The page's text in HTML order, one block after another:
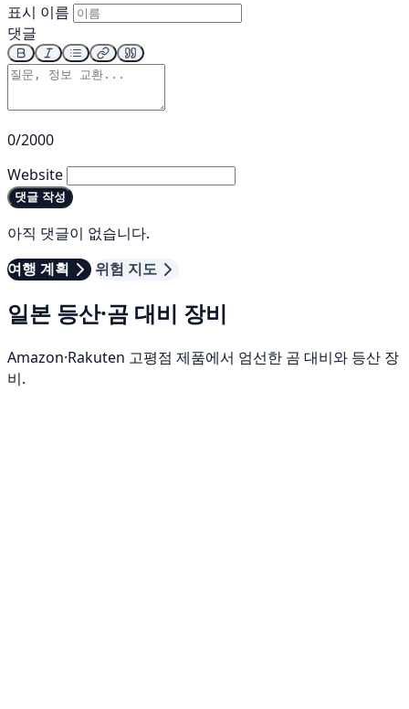
표시 이름
댓글
0/2000
Website
댓글 작성
아직 댓글이 없습니다.
여행 계획
위험 지도
일본 등산·곰 대비 장비
Amazon·Rakuten 고평점 제품에서 엄선한 곰 대비와 등산 장
비.